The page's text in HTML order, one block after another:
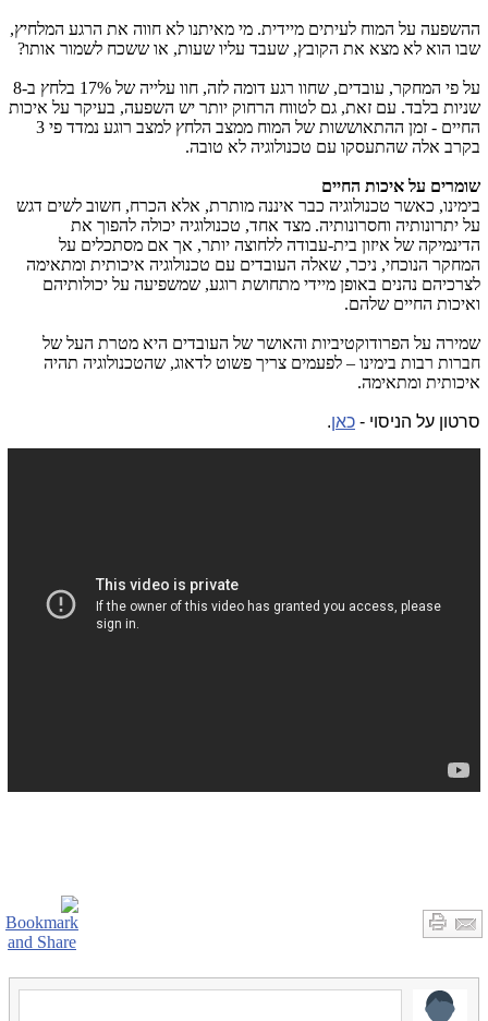
ההשפעה על המוח לעיתים מיידית. מי מאיתנו לא חווה את הרגע המלחיץ,
שבו הוא לא מצא את הקובץ, שעבד עליו שעות, או ששכח לשמור אותו?
על פי המחקר, עובדים, שחוו רגע דומה לזה, חוו עלייה של 17% בלחץ ב-8
שניות בלבד. עם זאת, גם לטווח הרחוק יותר יש השפעה, בעיקר על איכות
החיים - זמן ההתאוששות של המוח ממצב הלחץ למצב רוגע נמדד פי 3
בקרב אלה שהתעסקו עם טכנולוגיה לא טובה.
שומרים על איכות החיים
בימינו, כאשר טכנולוגיה כבר איננה מותרת, אלא הכרח, חשוב לשים דגש
על יתרונותיה וחסרונותיה. מצד אחד, טכנולוגיה יכולה להפוך את
הדינמיקה של איזון בית-עבודה ללחוצה יותר, אך אם מסתכלים על
המחקר הנוכחי, ניכר, שאלה העובדים עם טכנולוגיה איכותית ומתאימה
לצרכיהם נהנים באופן מיידי מתחושת רוגע, שמשפיעה על יכולותיהם
ואיכות החיים שלהם.
שמירה על הפרודוקטיביות והאושר של העובדים היא מטרת העל של
חברות רבות בימינו – לפעמים צריך פשוט לדאוג, שהטכנולוגיה תהיה
איכותית ומתאימה.
סרטון על הניסוי - כאן.